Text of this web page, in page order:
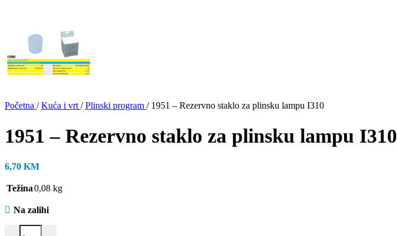
Početna / Kuća i vrt / Plinski program / 1951 – Rezervno staklo za plinsku lampu I310
1951 – Rezervno staklo za plinsku lampu I310
6,70 KM
Težina0,08 kg
Na zalihi
1951 - Rezervno staklo za plinsku lampu I310 količina